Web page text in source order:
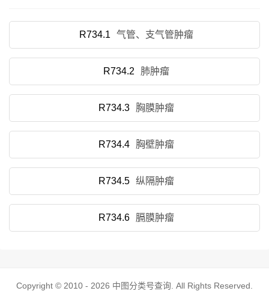
R734.1 气管、支气管肿瘤
R734.2 肺肿瘤
R734.3 胸膜肿瘤
R734.4 胸壁肿瘤
R734.5 纵隔肿瘤
R734.6 膈膜肿瘤
Copyright © 2010 - 2026 中图分类号查询 . All Rights Reserved.